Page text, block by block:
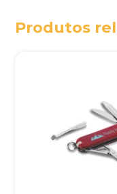
Produtos